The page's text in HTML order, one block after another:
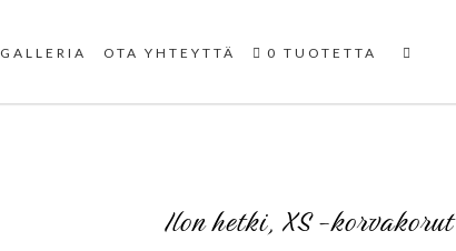
Uniikit taidetuotteet
GALLERIA OTA YHTEYTTÄ 0 TUOTETTA
Ilon hetki, XS -korvakorut